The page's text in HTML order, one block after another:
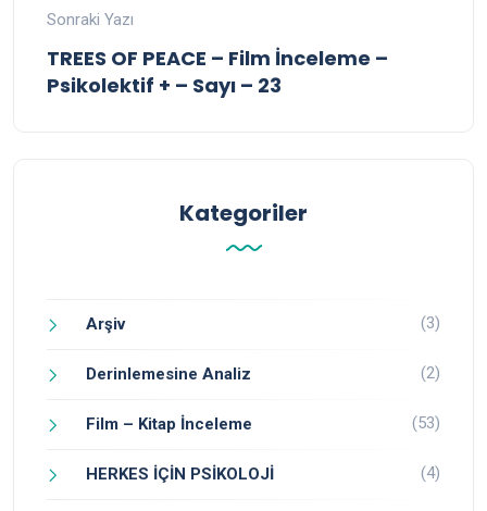
Sonraki Yazı
TREES OF PEACE – Film İnceleme –
Psikolektif + – Sayı – 23
Kategoriler
Arşiv (3)
Derinlemesine Analiz (2)
Film – Kitap İnceleme (53)
HERKES İÇİN PSİKOLOJİ (4)